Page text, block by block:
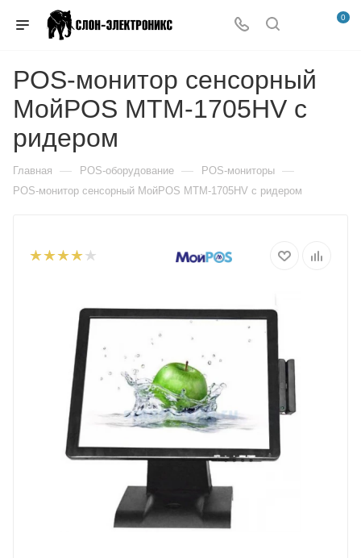
0
POS-монитор сенсорный
МойPOS MTM-1705HV с
ридером
Главная — POS-оборудование — POS-мониторы —
POS-монитор сенсорный МойPOS MTM-1705HV с ридером